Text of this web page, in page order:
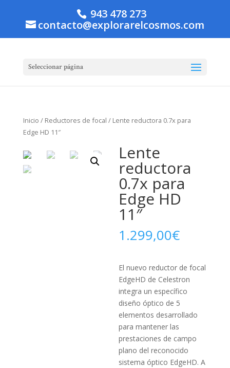
943 478 273
contacto@explorarelcosmos.com
Seleccionar página
Inicio / Reductores de focal / Lente reductora 0.7x para
Edge HD 11″
Lente
reductora
0.7x para
Edge HD
11″
1.299,00€
El nuevo reductor de focal
EdgeHD de Celestron
integra un específico
diseño óptico de 5
elementos desarrollado
para mantener las
prestaciones de campo
plano del reconocido
sistema óptico EdgeHD. A